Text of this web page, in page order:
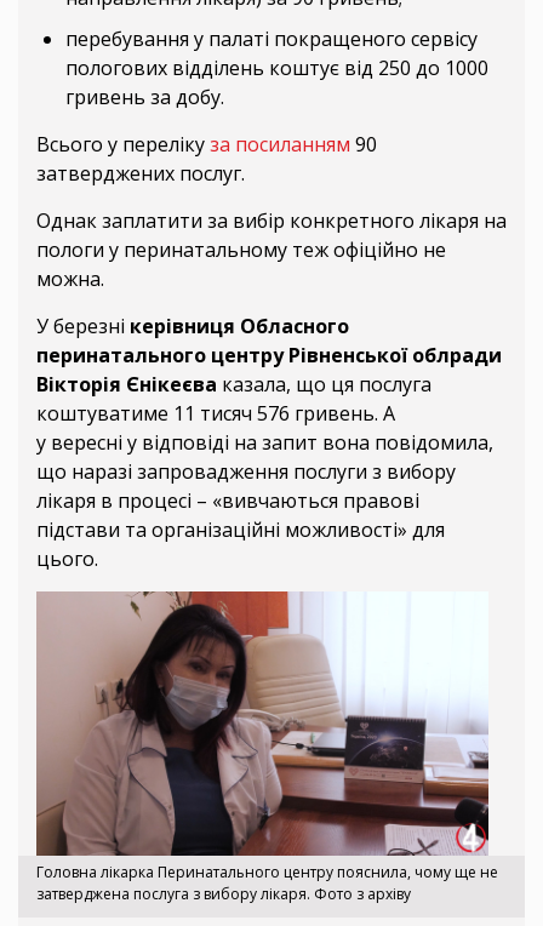
перебування у палаті покращеного сервісу
пологових відділень коштує від 250 до 1000
гривень за добу.
Всього у перелікуза посиланням 90
затверджених послуг.
Однак заплатити за вибір конкретного лікаря на
пологи у перинатальному теж офіційно не
можна.
У березні керівниця Обласного
перинатального центру Рівненської облради
Вікторія Єнікеєва казала, що ця послуга
коштуватиме 11 тисяч 576 гривень. А
у вересні у відповіді на запит вона повідомила,
що наразі запровадження послуги з вибору
лікаря в процесі – «вивчаються правові
підстави та організаційні можливості» для
цього.
Головна лікарка Перинатального центру пояснила, чому ще не
затверджена послуга з вибору лікаря. Фото з архіву